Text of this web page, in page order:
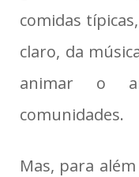
comidas
claro, da
animar o
comunidades.
Mas, para